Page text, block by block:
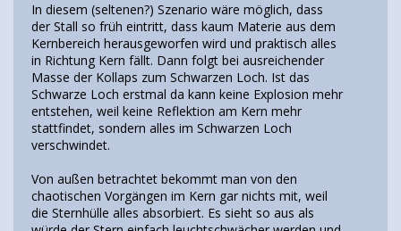
In diesem (seltenen?) Szenario wäre möglich, dass
der Stall so früh eintritt, dass kaum Materie aus dem
Kernbereich herausgeworfen wird und praktisch alles
in Richtung Kern fällt. Dann folgt bei ausreichender
Masse der Kollaps zum Schwarzen Loch. Ist das
Schwarze Loch erstmal da kann keine Explosion mehr
entstehen, weil keine Reflektion am Kern mehr
stattfindet, sondern alles im Schwarzen Loch
verschwindet.
Von außen betrachtet bekommt man von den
chaotischen Vorgängen im Kern gar nichts mit, weil
die Sternhülle alles absorbiert. Es sieht so aus als